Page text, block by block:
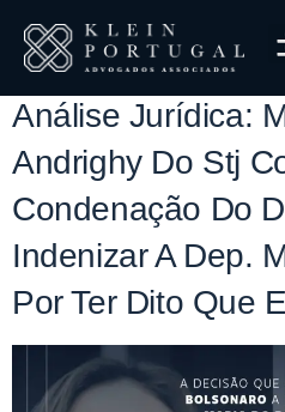
Tag:Nancy
Análise Jurídica:
Andrighy Do Stj
Condenação Do
Indenizar A Dep.
Por Ter Dito Que